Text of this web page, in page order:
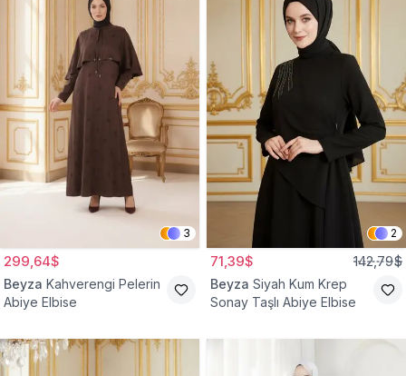
3
299,64$
Beyza Kahverengi Pelerin
Abiye Elbise
2
71,39$ 142,79$
Beyza Siyah Kum Krep
Sonay Taşlı Abiye Elbise